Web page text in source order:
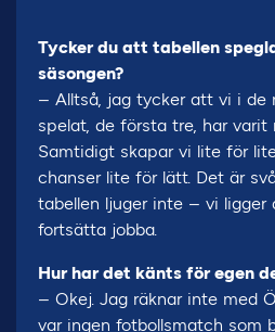
Tycker du att tabellen
säsongen?
– Alltså, jag tycker att vi i de
spelat, de första tre, har varit
Samtidigt skapar vi lite för
chanser lite för lätt. Det är
tabellen ljuger inte – vi ligger
fortsätta jobba.
Hur har det känts för egen
– Okej. Jag räknar inte med
var ingen fotbollsmatch som